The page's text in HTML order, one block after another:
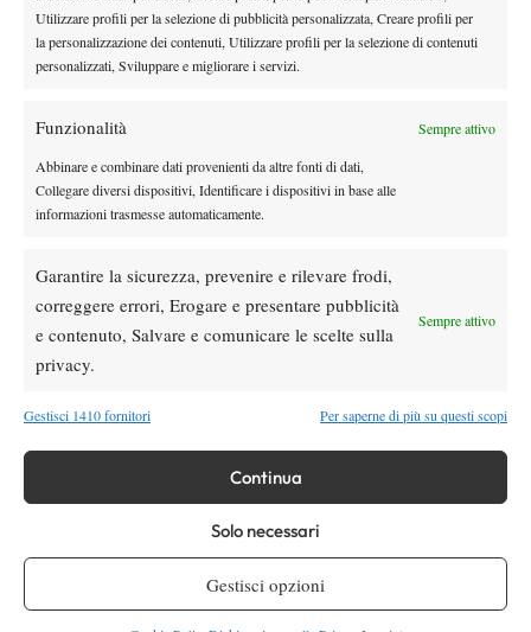
Utilizzare profili per la selezione di pubblicità personalizzata, Creare profili per
la personalizzazione dei contenuti, Utilizzare profili per la selezione di contenuti
personalizzati, Sviluppare e migliorare i servizi.
Funzionalità Sempre attivo
Abbinare e combinare dati provenienti da altre fonti di dati,
Collegare diversi dispositivi, Identificare i dispositivi in base alle
informazioni trasmesse automaticamente.
Garantire la sicurezza, prevenire e rilevare frodi,
correggere errori, Erogare e presentare pubblicità
e contenuto, Salvare e comunicare le scelte sulla
privacy.
Sempre attivo
Gestisci 1410 fornitori Per saperne di più su questi scopi
Continua
Solo necessari
Gestisci opzioni
Instagram
Testata giornalisticaSpazio Tennisregistrata Aut-Trib Milano n°
10268 del 15/09/2025
Direttore Responsabile: Alessandro Nizegorodcew
HOME
WTA
CHALLENGER